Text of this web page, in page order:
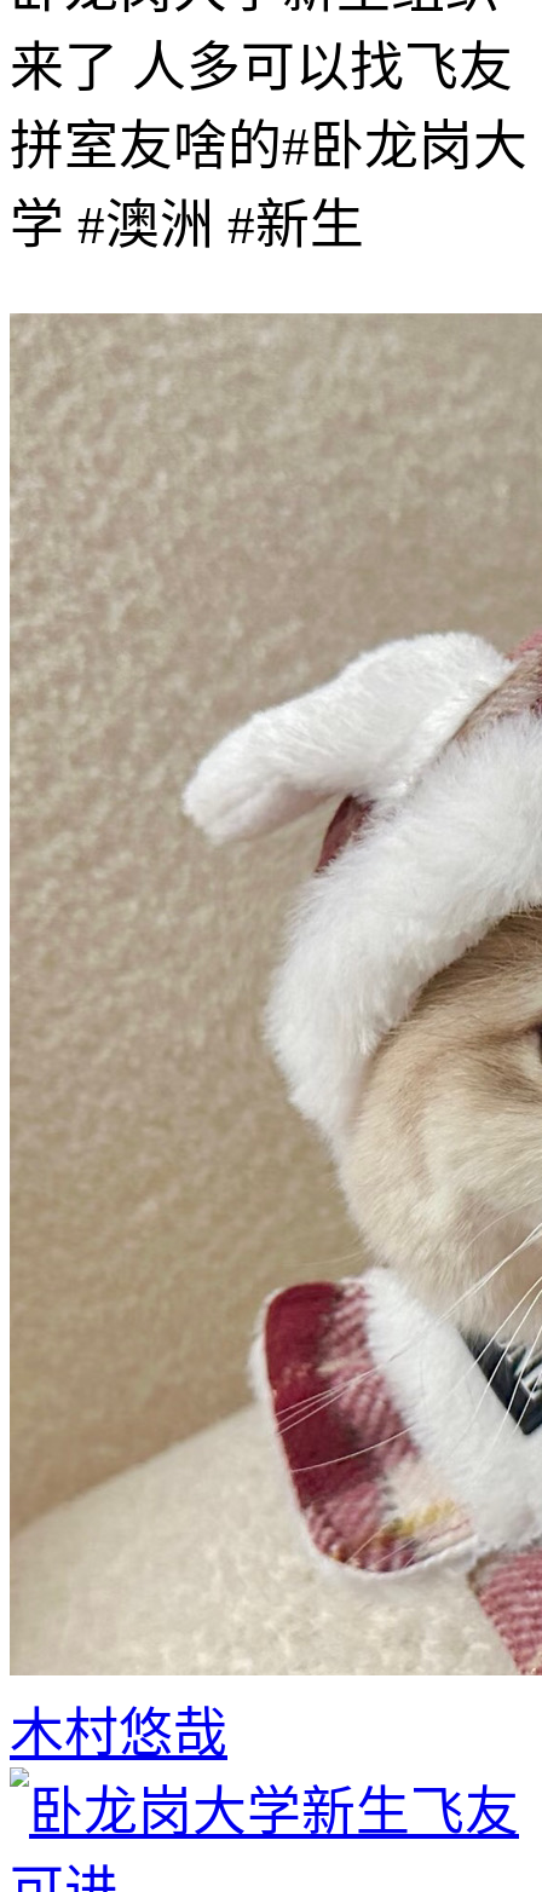
来了 人多可以找飞友
拼室友啥的#卧龙岗大
学 #澳洲 #新生
木村悠哉